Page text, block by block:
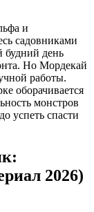
и
садовниками
будний день
Но Мордекай
работы.
оборачивается
монстров
успеть спасти
2026)